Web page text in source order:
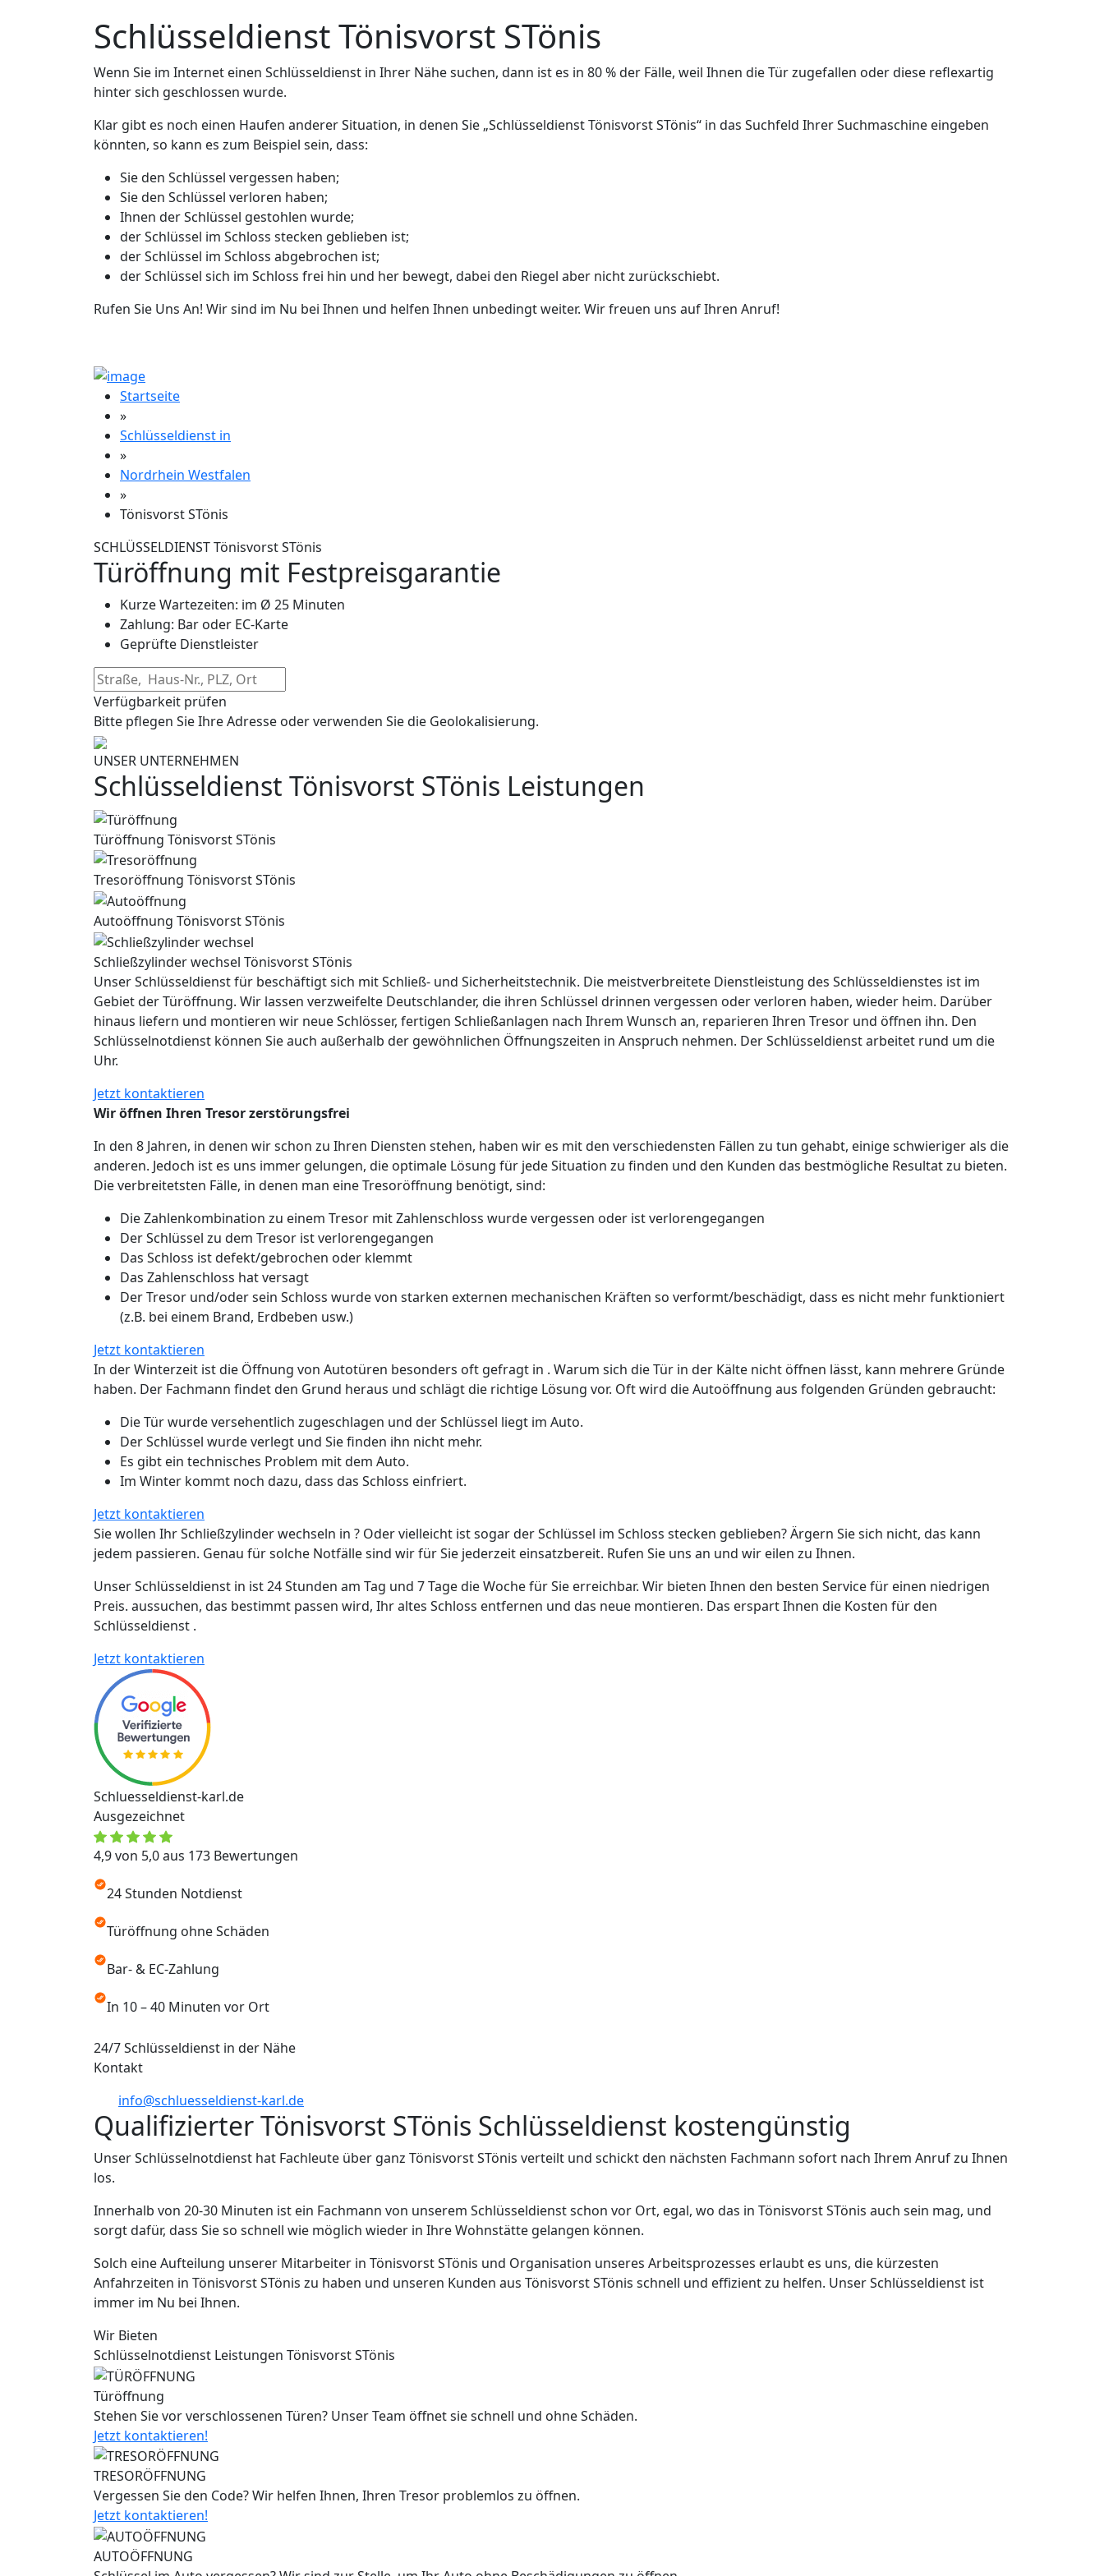
Schlüsseldienst Tönisvorst STönis
Wenn Sie im Internet einen Schlüsseldienst in Ihrer Nähe suchen, dann ist es in 80 % der Fälle, weil Ihnen die Tür zugefallen oder diese reflexartig
hinter sich geschlossen wurde.
Klar gibt es noch einen Haufen anderer Situation, in denen Sie „Schlüsseldienst Tönisvorst STönis“ in das Suchfeld Ihrer Suchmaschine eingeben
könnten, so kann es zum Beispiel sein, dass:
Sie den Schlüssel vergessen haben;
Sie den Schlüssel verloren haben;
Ihnen der Schlüssel gestohlen wurde;
der Schlüssel im Schloss stecken geblieben ist;
der Schlüssel im Schloss abgebrochen ist;
der Schlüssel sich im Schloss frei hin und her bewegt, dabei den Riegel aber nicht zurückschiebt.
Rufen Sie Uns An! Wir sind im Nu bei Ihnen und helfen Ihnen unbedingt weiter. Wir freuen uns auf Ihren Anruf!
Startseite
»
Schlüsseldienst in
»
Nordrhein Westfalen
»
Tönisvorst STönis
SCHLÜSSELDIENST Tönisvorst STönis
Türöffnung mit Festpreisgarantie
Kurze Wartezeiten: im Ø 25 Minuten
Zahlung: Bar oder EC-Karte
Geprüfte Dienstleister
Verfügbarkeit prüfen
Bitte pflegen Sie Ihre Adresse oder verwenden Sie die Geolokalisierung.
UNSER UNTERNEHMEN
Schlüsseldienst Tönisvorst STönis Leistungen
Türöffnung Tönisvorst STönis
Tresoröffnung Tönisvorst STönis
Autoöffnung Tönisvorst STönis
Schließzylinder wechsel Tönisvorst STönis
Unser Schlüsseldienst für beschäftigt sich mit Schließ- und Sicherheitstechnik. Die meistverbreitete Dienstleistung des Schlüsseldienstes ist im
Gebiet der Türöffnung. Wir lassen verzweifelte Deutschlander, die ihren Schlüssel drinnen vergessen oder verloren haben, wieder heim. Darüber
hinaus liefern und montieren wir neue Schlösser, fertigen Schließanlagen nach Ihrem Wunsch an, reparieren Ihren Tresor und öffnen ihn. Den
Schlüsselnotdienst können Sie auch außerhalb der gewöhnlichen Öffnungszeiten in Anspruch nehmen. Der Schlüsseldienst arbeitet rund um die
Uhr.
Jetzt kontaktieren
Wir öffnen Ihren Tresor zerstörungsfrei
In den 8 Jahren, in denen wir schon zu Ihren Diensten stehen, haben wir es mit den verschiedensten Fällen zu tun gehabt, einige schwieriger als die
anderen. Jedoch ist es uns immer gelungen, die optimale Lösung für jede Situation zu finden und den Kunden das bestmögliche Resultat zu bieten.
Die verbreitetsten Fälle, in denen man eine Tresoröffnung benötigt, sind:
Die Zahlenkombination zu einem Tresor mit Zahlenschloss wurde vergessen oder ist verlorengegangen
Der Schlüssel zu dem Tresor ist verlorengegangen
Das Schloss ist defekt/gebrochen oder klemmt
Das Zahlenschloss hat versagt
Der Tresor und/oder sein Schloss wurde von starken externen mechanischen Kräften so verformt/beschädigt, dass es nicht mehr funktioniert
(z.B. bei einem Brand, Erdbeben usw.)
Jetzt kontaktieren
In der Winterzeit ist die Öffnung von Autotüren besonders oft gefragt in . Warum sich die Tür in der Kälte nicht öffnen lässt, kann mehrere Gründe
haben. Der Fachmann findet den Grund heraus und schlägt die richtige Lösung vor. Oft wird die Autoöffnung aus folgenden Gründen gebraucht:
Die Tür wurde versehentlich zugeschlagen und der Schlüssel liegt im Auto.
Der Schlüssel wurde verlegt und Sie finden ihn nicht mehr.
Es gibt ein technisches Problem mit dem Auto.
Im Winter kommt noch dazu, dass das Schloss einfriert.
Jetzt kontaktieren
Sie wollen Ihr Schließzylinder wechseln in ? Oder vielleicht ist sogar der Schlüssel im Schloss stecken geblieben? Ärgern Sie sich nicht, das kann
jedem passieren. Genau für solche Notfälle sind wir für Sie jederzeit einsatzbereit. Rufen Sie uns an und wir eilen zu Ihnen.
Unser Schlüsseldienst in ist 24 Stunden am Tag und 7 Tage die Woche für Sie erreichbar. Wir bieten Ihnen den besten Service für einen niedrigen
Preis. aussuchen, das bestimmt passen wird, Ihr altes Schloss entfernen und das neue montieren. Das erspart Ihnen die Kosten für den
Schlüsseldienst .
Jetzt kontaktieren
Schluesseldienst-karl.de
Ausgezeichnet
4,9 von 5,0 aus 173 Bewertungen
24 Stunden Notdienst
Türöffnung ohne Schäden
Bar- & EC-Zahlung
In 10 – 40 Minuten vor Ort
24/7 Schlüsseldienst in der Nähe
Kontakt
info@schluesseldienst-karl.de
Qualifizierter Tönisvorst STönis Schlüsseldienst kostengünstig
Unser Schlüsselnotdienst hat Fachleute über ganz Tönisvorst STönis verteilt und schickt den nächsten Fachmann sofort nach Ihrem Anruf zu Ihnen
los.
Innerhalb von 20-30 Minuten ist ein Fachmann von unserem Schlüsseldienst schon vor Ort, egal, wo das in Tönisvorst STönis auch sein mag, und
sorgt dafür, dass Sie so schnell wie möglich wieder in Ihre Wohnstätte gelangen können.
Solch eine Aufteilung unserer Mitarbeiter in Tönisvorst STönis und Organisation unseres Arbeitsprozesses erlaubt es uns, die kürzesten
Anfahrzeiten in Tönisvorst STönis zu haben und unseren Kunden aus Tönisvorst STönis schnell und effizient zu helfen. Unser Schlüsseldienst ist
immer im Nu bei Ihnen.
Wir Bieten
Schlüsselnotdienst Leistungen Tönisvorst STönis
Türöffnung
Stehen Sie vor verschlossenen Türen? Unser Team öffnet sie schnell und ohne Schäden.
Jetzt kontaktieren!
TRESORÖFFNUNG
Vergessen Sie den Code? Wir helfen Ihnen, Ihren Tresor problemlos zu öffnen.
Jetzt kontaktieren!
AUTOÖFFNUNG